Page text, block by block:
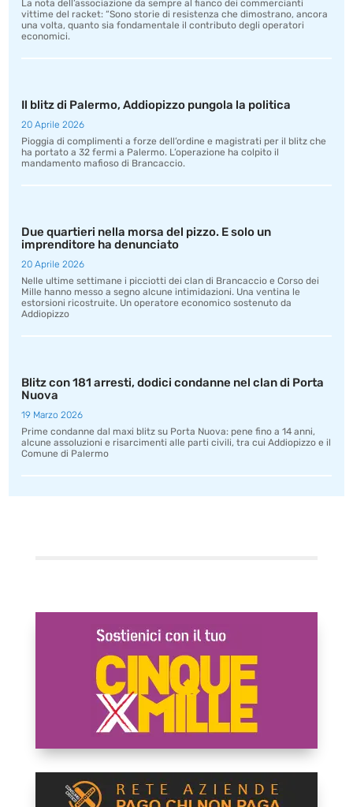
La nota dell’associazione da sempre al fianco dei commercianti
vittime del racket: “Sono storie di resistenza che dimostrano, ancora
una volta, quanto sia fondamentale il contributo degli operatori
economici.
Il blitz di Palermo, Addiopizzo pungola la politica
20 Aprile 2026
Pioggia di complimenti a forze dell’ordine e magistrati per il blitz che
ha portato a 32 fermi a Palermo. L’operazione ha colpito il
mandamento mafioso di Brancaccio.
Due quartieri nella morsa del pizzo. E solo un
imprenditore ha denunciato
20 Aprile 2026
Nelle ultime settimane i picciotti dei clan di Brancaccio e Corso dei
Mille hanno messo a segno alcune intimidazioni. Una ventina le
estorsioni ricostruite. Un operatore economico sostenuto da
Addiopizzo
Blitz con 181 arresti, dodici condanne nel clan di Porta
Nuova
19 Marzo 2026
Prime condanne dal maxi blitz su Porta Nuova: pene fino a 14 anni,
alcune assoluzioni e risarcimenti alle parti civili, tra cui Addiopizzo e il
Comune di Palermo